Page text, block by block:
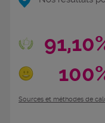
Sources et méthodes de